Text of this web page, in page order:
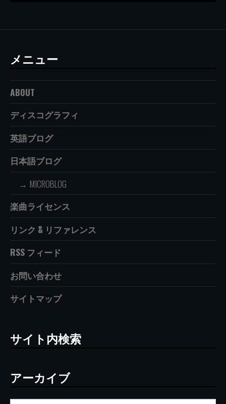
メニュー
ABOUT
ディスコグラフィ
英語ブログ
日本語ブログ
MICROBLOG
楽曲ライセンス
リンク & リファレンス
RSS フィード
お問い合わせ
サイトマップ
サイト内検索
アーカイブ